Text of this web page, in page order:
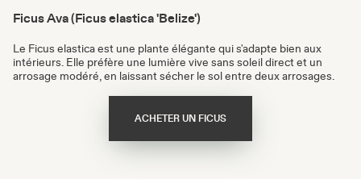
Ficus Ava (Ficus elastica 'Belize')
Le Ficus elastica est une plante élégante qui s'adapte bien aux
intérieurs. Elle préfère une lumière vive sans soleil direct et un
arrosage modéré, en laissant sécher le sol entre deux arrosages.
ACHETER UN FICUS